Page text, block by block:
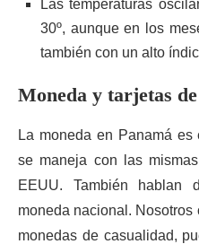
Las temperaturas
30º, aunque en los
también con un alto
Moneda y tarjetas
La moneda en Panamá
se maneja con las
EEUU. También hablan
moneda nacional.
monedas de casualidad,